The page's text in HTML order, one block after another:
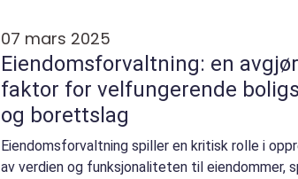
07 mars 2025
Eiendomsforvaltning: en
faktor for velfungerende
og borettslag
Eiendomsforvaltning spiller en kritisk rolle i
av verdien og funksjonaliteten til eiendommer,